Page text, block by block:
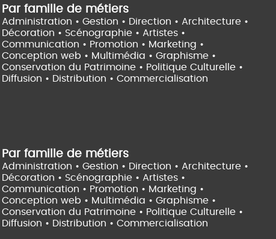
Par famille de métiers
Administration • Gestion • Direction • Architecture •
Décoration • Scénographie • Artistes •
Communication • Promotion • Marketing •
Conception web • Multimédia • Graphisme •
Conservation du Patrimoine • Politique Culturelle •
Diffusion • Distribution • Commercialisation
Par famille de métiers
Administration • Gestion • Direction • Architecture •
Décoration • Scénographie • Artistes •
Communication • Promotion • Marketing •
Conception web • Multimédia • Graphisme •
Conservation du Patrimoine • Politique Culturelle •
Diffusion • Distribution • Commercialisation